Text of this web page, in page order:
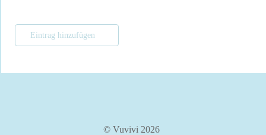
Eintrag hinzufügen
© Vuvivi 2026